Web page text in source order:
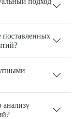
анализу